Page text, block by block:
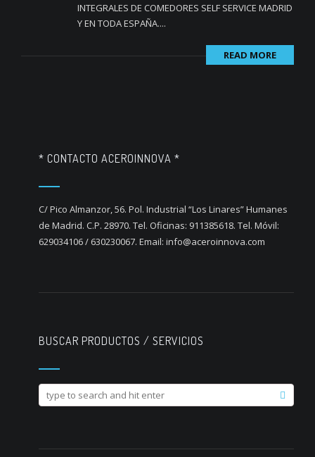
INTEGRALES DE COMEDORES SELF SERVICE MADRID
Y EN TODA ESPAÑA....
READ MORE
* CONTACTO ACEROINNOVA *
C/ Pico Almanzor, 56. Pol. Industrial “Los Linares” Humanes
de Madrid. C.P. 28970. Tel. Oficinas: 911385618. Tel. Móvil:
629034106 / 630230067. Email: info@aceroinnova.com
BUSCAR PRODUCTOS / SERVICIOS